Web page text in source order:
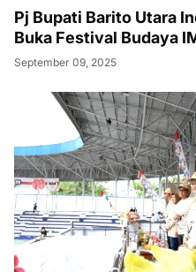
Pj Bupati Barito Utara
Buka Festival Budaya
September 09, 2025